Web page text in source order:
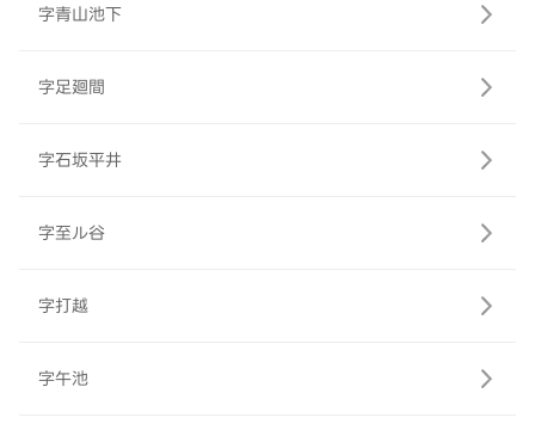
字青山池下
字足廻間
字石坂平井
字至ル谷
字打越
字午池